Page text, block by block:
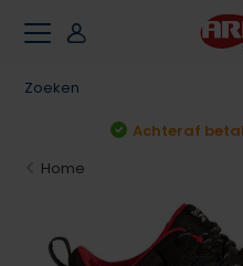
Achteraf
Home